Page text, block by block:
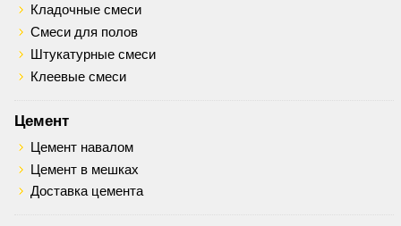
Кладочные смеси
Смеси для полов
Штукатурные смеси
Клеевые смеси
Цемент
Цемент навалом
Цемент в мешках
Доставка цемента